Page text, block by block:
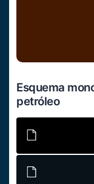
Esquema
petróleo